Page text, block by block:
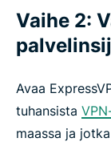
laitteillesi
Tätä mieltä
Vaihe 2:
Avaa
tuhansista
maassa ja